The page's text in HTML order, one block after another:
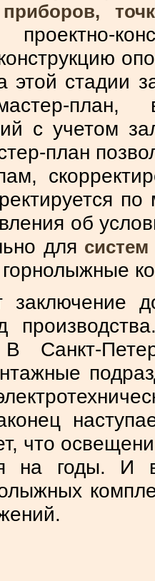
приборов,
этой стадии
план,
с учетом
план
об
для
горнолыжные
заключение
Санкт-
что
на годы. И